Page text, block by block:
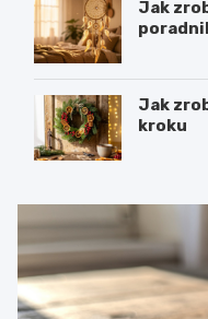
Jak
Jak
kroku